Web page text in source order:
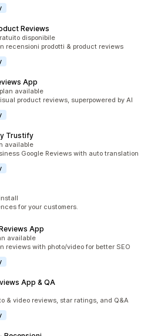
Reviews
disponibile
recensioni prodotti & product reviews
App
available
product reviews, superpowered by AI
Trustify
available
Google Reviews with auto translation
for your customers.
App
available
reviews with photo/video for better SEO
App & QA
& video reviews, star ratings, and Q&A